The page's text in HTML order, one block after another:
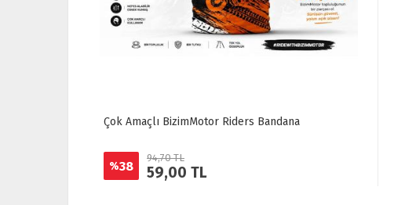
Çok Amaçlı BizimMotor Riders Bandana
%38
94,70 TL
59,00 TL